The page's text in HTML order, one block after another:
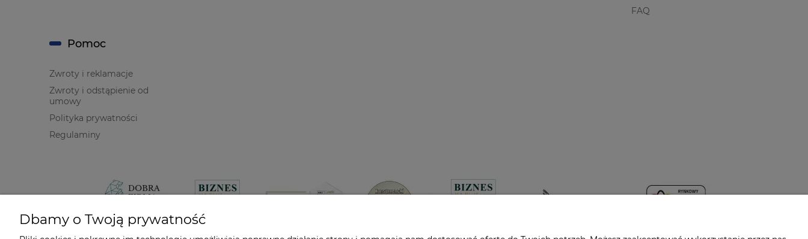
FAQ
Pomoc
Zwroty i reklamacje
Zwroty i odstąpienie od
umowy
Polityka prywatności
Regulaminy
Dbamy o Twoją prywatność